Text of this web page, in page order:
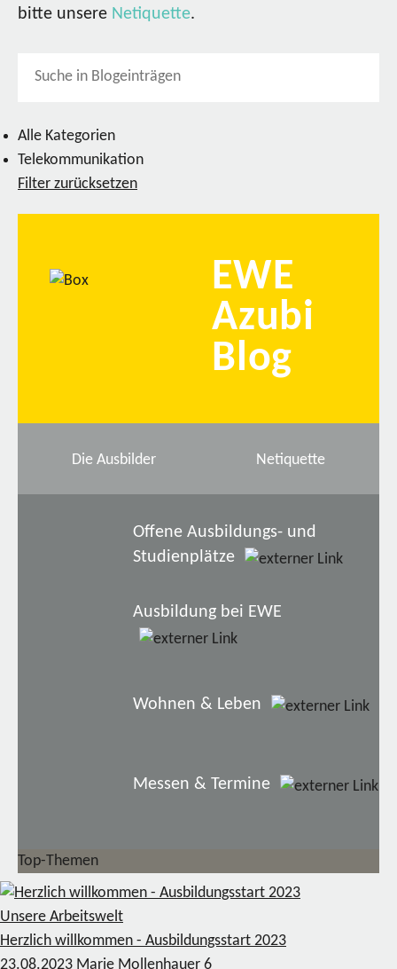
bitte unsere Netiquette.
Alle Kategorien
Telekommunikation
Filter zurücksetzen
EWE
Azubi
Blog
Die Ausbilder Netiquette
Offene Ausbildungs- und
Studienplätze
Ausbildung bei EWE
Wohnen & Leben
Messen & Termine
Top-Themen
Unsere Arbeitswelt
Herzlich willkommen - Ausbildungsstart 2023
23.08.2023 Marie Mollenhauer 6